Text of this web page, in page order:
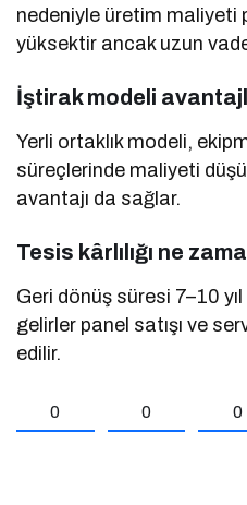
nedeniyle üretim maliyeti
yüksektir ancak uzun
İştirak modeli
Yerli ortaklık modeli,
süreçlerinde maliyeti
avantajı da sağlar.
Tesis kârlılığı ne
Geri dönüş süresi 7–10
gelirler panel satışı ve
edilir.
0 0 0